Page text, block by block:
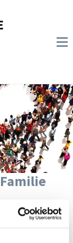
einen großen
für Kinder,